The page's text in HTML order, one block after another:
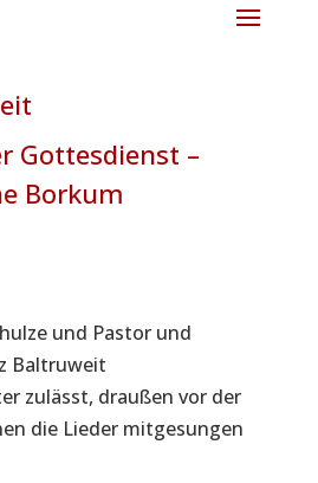
Gottesdienst –
Borkum
und Pastor und
Baltruweit
zulässt, draußen vor der
die Lieder mitgesungen